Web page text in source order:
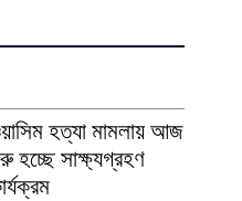
হত্যা মামলায় আজ
হচ্ছে সাক্ষ্যগ্রহণ